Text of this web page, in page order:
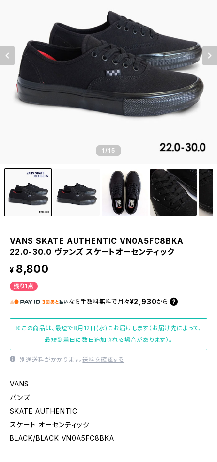
1/15
VANS SKATE AUTHENTIC VN0A5FC8BKA
22.0-30.0 ヴァンズ スケートオーセンティック
¥ 8,800
残り1点
なら 手数料無料で 月々¥2,930から
※この商品は、最短で8月12日(水)にお届けします（お届け先によって、
最短到着日に数日追加される場合があります）。
別途送料がかかります。送料を確認する
VANS
バンズ
SKATE AUTHENTIC
スケート オーセンティック
BLACK/BLACK VN0A5FC8BKA